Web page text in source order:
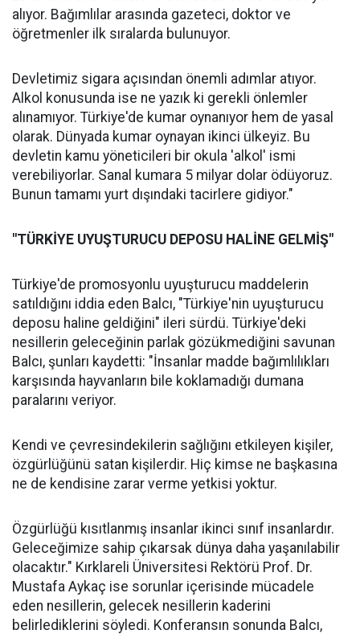
alıyor. Bağımlılar arasında gazeteci, doktor ve
öğretmenler ilk sıralarda bulunuyor.
Devletimiz sigara açısından önemli adımlar atıyor.
Alkol konusunda ise ne yazık ki gerekli önlemler
alınamıyor. Türkiye'de kumar oynanıyor hem de yasal
olarak. Dünyada kumar oynayan ikinci ülkeyiz. Bu
devletin kamu yöneticileri bir okula 'alkol' ismi
verebiliyorlar. Sanal kumara 5 milyar dolar ödüyoruz.
Bunun tamamı yurt dışındaki tacirlere gidiyor."
"TÜRKİYE UYUŞTURUCU DEPOSU HALİNE GELMİŞ"
Türkiye'de promosyonlu uyuşturucu maddelerin
satıldığını iddia eden Balcı, "Türkiye'nin uyuşturucu
deposu haline geldiğini" ileri sürdü. Türkiye'deki
nesillerin geleceğinin parlak gözükmediğini savunan
Balcı, şunları kaydetti: "İnsanlar madde bağımlılıkları
karşısında hayvanların bile koklamadığı dumana
paralarını veriyor.
Kendi ve çevresindekilerin sağlığını etkileyen kişiler,
özgürlüğünü satan kişilerdir. Hiç kimse ne başkasına
ne de kendisine zarar verme yetkisi yoktur.
Özgürlüğü kısıtlanmış insanlar ikinci sınıf insanlardır.
Geleceğimize sahip çıkarsak dünya daha yaşanılabilir
olacaktır." Kırklareli Üniversitesi Rektörü Prof. Dr.
Mustafa Aykaç ise sorunlar içerisinde mücadele
eden nesillerin, gelecek nesillerin kaderini
belirlediklerini söyledi. Konferansın sonunda Balcı,